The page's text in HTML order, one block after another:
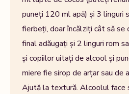
puneți 120 ml apă) și 3 linguri
fierbeți, doar încălziți cât să
final adăugați și 2 linguri rom
și copiilor uitați de alcool și
miere fie sirop de arțar sau de
Ajută la textură. Alcoolul face